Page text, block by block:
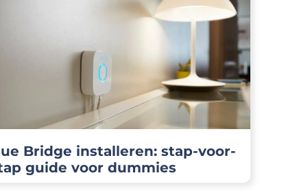
Bridge installeren: stap-voor-
guide voor dummies